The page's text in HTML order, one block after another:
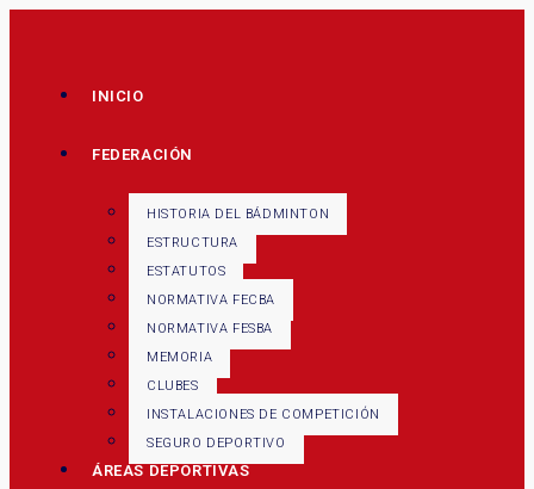
INICIO
FEDERACIÓN
HISTORIA DEL BÁDMINTON
ESTRUCTURA
ESTATUTOS
NORMATIVA FECBA
NORMATIVA FESBA
MEMORIA
CLUBES
INSTALACIONES DE COMPETICIÓN
SEGURO DEPORTIVO
ÁREAS DEPORTIVAS